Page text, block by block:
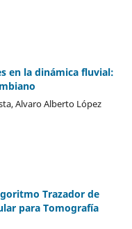
en la dinámica fluvial:
Alvaro Alberto López
Trazador de
para Tomografía